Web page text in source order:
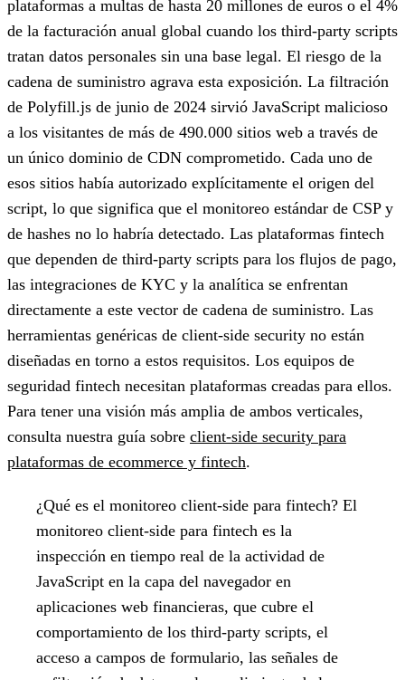
plataformas a multas de hasta 20 millones de euros o el 4%
de la facturación anual global cuando los third-party scripts
tratan datos personales sin una base legal. El riesgo de la
cadena de suministro agrava esta exposición. La filtración
de Polyfill.js de junio de 2024 sirvió JavaScript malicioso
a los visitantes de más de 490.000 sitios web a través de
un único dominio de CDN comprometido. Cada uno de
esos sitios había autorizado explícitamente el origen del
script, lo que significa que el monitoreo estándar de CSP y
de hashes no lo habría detectado. Las plataformas fintech
que dependen de third-party scripts para los flujos de pago,
las integraciones de KYC y la analítica se enfrentan
directamente a este vector de cadena de suministro. Las
herramientas genéricas de client-side security no están
diseñadas en torno a estos requisitos. Los equipos de
seguridad fintech necesitan plataformas creadas para ellos.
Para tener una visión más amplia de ambos verticales,
consulta nuestra guía sobre client-side security para
plataformas de ecommerce y fintech.
¿Qué es el monitoreo client-side para fintech? El
monitoreo client-side para fintech es la
inspección en tiempo real de la actividad de
JavaScript en la capa del navegador en
aplicaciones web financieras, que cubre el
comportamiento de los third-party scripts, el
acceso a campos de formulario, las señales de